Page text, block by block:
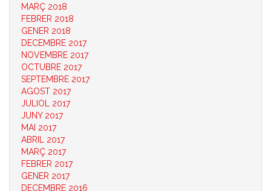
MARÇ 2018
FEBRER 2018
GENER 2018
DECEMBRE 2017
NOVEMBRE 2017
OCTUBRE 2017
SEPTEMBRE 2017
AGOST 2017
JULIOL 2017
JUNY 2017
MAI 2017
ABRIL 2017
MARÇ 2017
FEBRER 2017
GENER 2017
DECEMBRE 2016